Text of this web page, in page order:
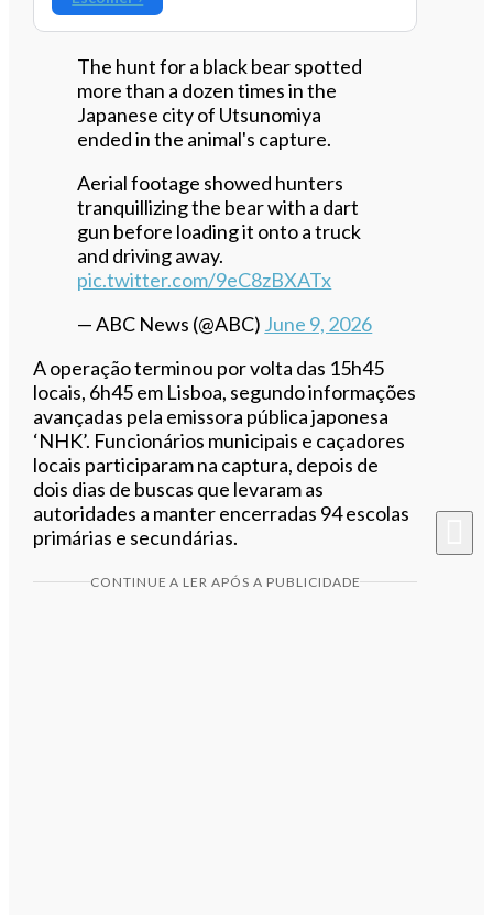
The hunt for a black bear spotted
more than a dozen times in the
Japanese city of Utsunomiya
ended in the animal's capture.
Aerial footage showed hunters
tranquillizing the bear with a dart
gun before loading it onto a truck
and driving away.
pic.twitter.com/9eC8zBXATx
— ABC News (@ABC) June 9, 2026
A operação terminou por volta das 15h45
locais, 6h45 em Lisboa, segundo informações
avançadas pela emissora pública japonesa
‘NHK’. Funcionários municipais e caçadores
locais participaram na captura, depois de
dois dias de buscas que levaram as
autoridades a manter encerradas 94 escolas
primárias e secundárias.
CONTINUE A LER APÓS A PUBLICIDADE